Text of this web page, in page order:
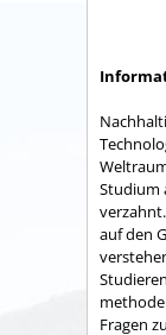
Studium
auf den
Fragen